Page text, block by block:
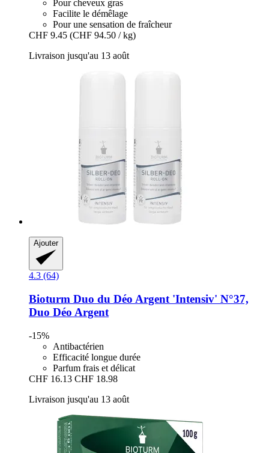
Pour cheveux gras
Facilite le démêlage
Pour une sensation de fraîcheur
CHF 9.45 (CHF 94.50 / kg)
Livraison jusqu'au 13 août
Ajouter
4.3 (64)
Bioturm Duo du Déo Argent 'Intensiv' N°37,
Duo Déo Argent
-15%
Antibactérien
Efficacité longue durée
Parfum frais et délicat
CHF 16.13 CHF 18.98
Livraison jusqu'au 13 août